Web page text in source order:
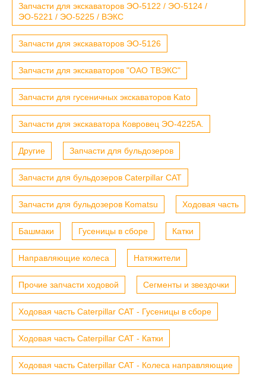
Запчасти для экскаваторов ЭО-5122 / ЭО-5124 /
ЭО-5221 / ЭО-5225 / ВЭКС
Запчасти для экскаваторов ЭО-5126
Запчасти для экскаваторов "ОАО ТВЭКС"
Запчасти для гусеничных экскаваторов Kato
Запчасти для экскаватора Ковровец ЭО-4225А.
Другие Запчасти для бульдозеров
Запчасти для бульдозеров Caterpillar CAT
Запчасти для бульдозеров Komatsu Ходовая часть
Башмаки Гусеницы в сборе Катки
Направляющие колеса Натяжители
Прочие запчасти ходовой Сегменты и звездочки
Ходовая часть Caterpillar CAT - Гусеницы в сборе
Ходовая часть Caterpillar CAT - Катки
Ходовая часть Caterpillar CAT - Колеса направляющие